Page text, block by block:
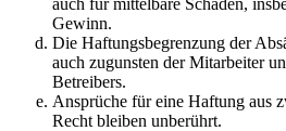
Gewinn.
Die Haftungsbegrenzung der
auch zugunsten der Mitarbeiter
Betreibers.
Ansprüche für eine Haftung aus
Recht bleiben unberührt.